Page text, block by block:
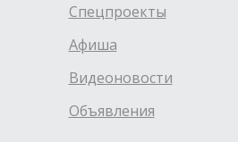
Спецпроекты
Афиша
Видеоновости
Объявления